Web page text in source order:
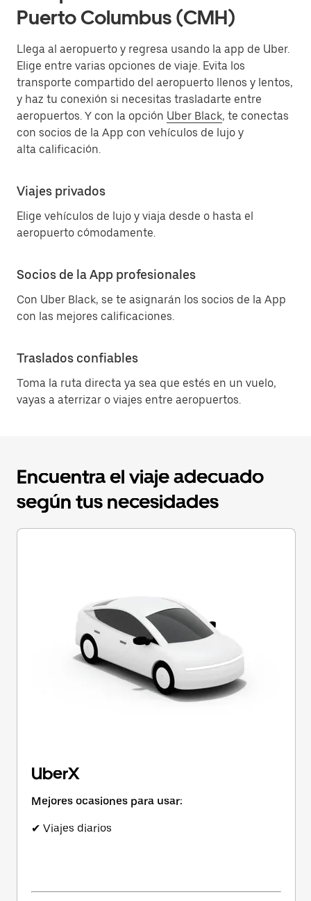
Puerto Columbus (CMH)
Llega al aeropuerto y regresa usando la app de Uber.
Elige entre varias opciones de viaje. Evita los
transporte compartido del aeropuerto llenos y lentos,
y haz tu conexión si necesitas trasladarte entre
aeropuertos. Y con la opción Uber Black, te conectas
con socios de la App con vehículos de lujo y
alta calificación.
Viajes privados
Elige vehículos de lujo y viaja desde o hasta el
aeropuerto cómodamente.
Socios de la App profesionales
Con Uber Black, se te asignarán los socios de la App
con las mejores calificaciones.
Traslados confiables
Toma la ruta directa ya sea que estés en un vuelo,
vayas a aterrizar o viajes entre aeropuertos.
Encuentra el viaje adecuado
según tus necesidades
UberX
Mejores ocasiones para usar:
✔ Viajes diarios